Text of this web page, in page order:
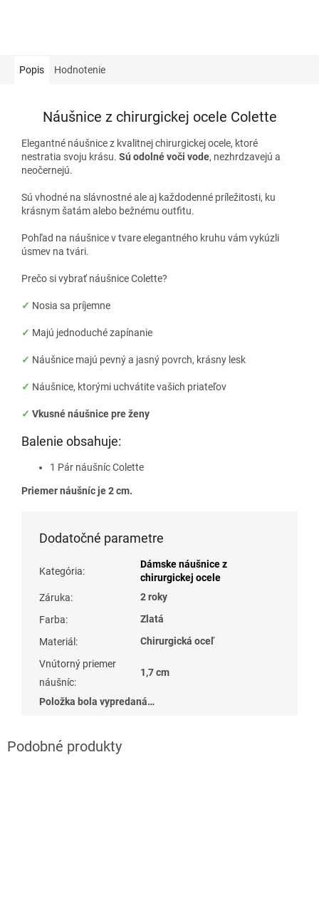
Popis Hodnotenie
Náušnice z chirurgickej ocele Colette
Elegantné náušnice z kvalitnej chirurgickej ocele, ktoré
nestratia svoju krásu. Sú odolné voči vode, nezhrdzavejú a
neočernejú.
Sú vhodné na slávnostné ale aj každodenné príležitosti, ku
krásnym šatám alebo bežnému outfitu.
Pohľad na náušnice v tvare elegantného kruhu vám vykúzli
úsmev na tvári.
Prečo si vybrať náušnice Colette?
✓ Nosia sa príjemne
✓ Majú jednoduché zapínanie
✓ Náušnice majú pevný a jasný povrch, krásny lesk
✓ Náušnice, ktorými uchvátite vašich priateľov
✓ Vkusné náušnice pre ženy
Balenie obsahuje:
1 Pár náušníc Colette
Priemer náušníc je 2 cm.
Dodatočné parametre
Kategória:
Dámske náušnice z
chirurgickej ocele
Záruka:
2 roky
Farba:
Zlatá
Materiál :
Chirurgická oceľ
Vnútorný priemer
náušníc:
1,7 cm
Položka bola vypredaná…